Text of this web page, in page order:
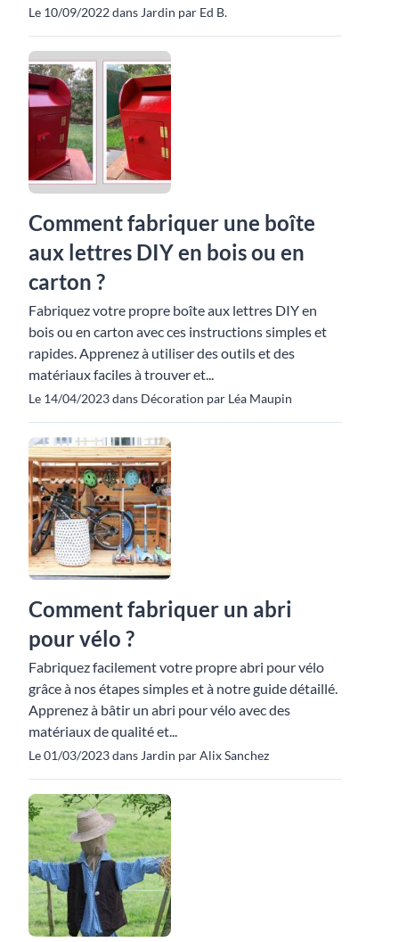
Le 10/09/2022 dans Jardin par Ed B.
Comment fabriquer une boîte
aux lettres DIY en bois ou en
carton ?
Fabriquez votre propre boîte aux lettres DIY en
bois ou en carton avec ces instructions simples et
rapides. Apprenez à utiliser des outils et des
matériaux faciles à trouver et...
Le 14/04/2023 dans Décoration par Léa Maupin
Comment fabriquer un abri
pour vélo ?
Fabriquez facilement votre propre abri pour vélo
grâce à nos étapes simples et à notre guide détaillé.
Apprenez à bâtir un abri pour vélo avec des
matériaux de qualité et...
Le 01/03/2023 dans Jardin par Alix Sanchez